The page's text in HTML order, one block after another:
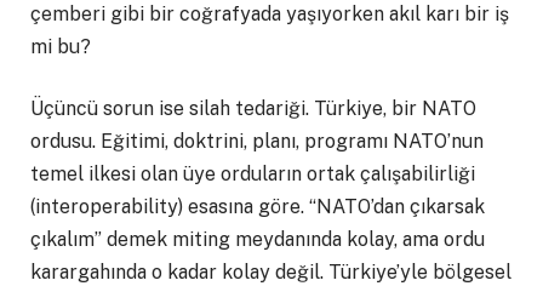
çemberi gibi bir coğrafyada yaşıyorken akıl karı bir iş
mi bu?
Üçüncü sorun ise silah tedariği. Türkiye, bir NATO
ordusu. Eğitimi, doktrini, planı, programı NATO’nun
temel ilkesi olan üye orduların ortak çalışabilirliği
(interoperability) esasına göre. “NATO’dan çıkarsak
çıkalım” demek miting meydanında kolay, ama ordu
karargahında o kadar kolay değil. Türkiye’yle bölgesel